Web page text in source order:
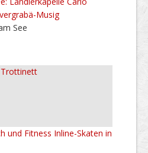
Musig
See
und Fitness Inline-Skaten in